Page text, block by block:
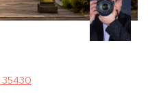
35430